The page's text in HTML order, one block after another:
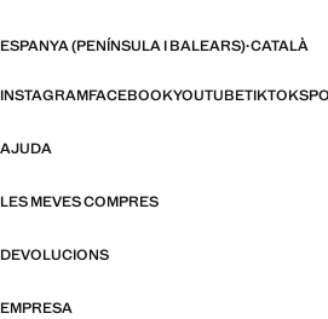
ESPANYA (PENÍNSULA I BALEARS)·CATALÀ
INSTAGRAMFACEBOOKYOUTUBETIKTOK
AJUDA
LES MEVES COMPRES
DEVOLUCIONS
EMPRESA